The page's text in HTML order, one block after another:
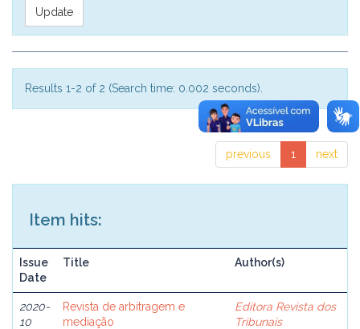
Results 1-2 of 2 (Search time: 0.002 seconds).
previous 1 next
Item hits:
Issue
Date
Title Author(s)
2020-
10
Revista de arbitragem e
mediação
Editora Revista dos
Tribunais